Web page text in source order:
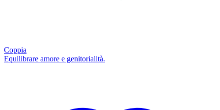
Coppia
Equilibrare amore e genitorialità.